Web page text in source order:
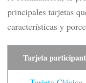
principales tarjetas
características y
Tarjeta